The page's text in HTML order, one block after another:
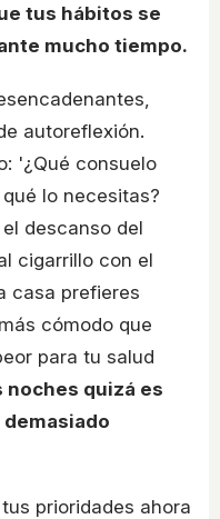
tus hábitos se
mucho tiempo.
autoreflexión.
'¿Qué consuelo
lo necesitas?
descanso del
cigarrillo con el
casa prefieres
cómodo que
para tu salud
noches quizá es
prioridades ahora